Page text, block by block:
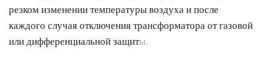
резком изменении температуры воздуха и после
каждого случая отключения трансформатора от газовой
или дифференциальной защиты.